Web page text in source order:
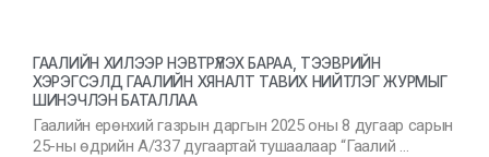
ГААЛИЙН ХИЛЭЭР НЭВТРҮҮЛЭХ БАРАА, ТЭЭВРИЙН
ХЭРЭГСЭЛД ГААЛИЙН ХЯНАЛТ ТАВИХ НИЙТЛЭГ ЖУРМЫГ
ШИНЭЧЛЭН БАТАЛЛАА
Гаалийн ерөнхий газрын даргын 2025 оны 8 дугаар сарын
25-ны өдрийн А/337 дугаартай тушаалаар “Гаалий …